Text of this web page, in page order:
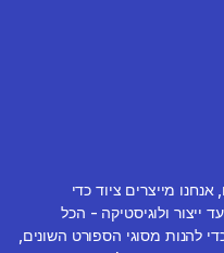
מייצרים ציוד כדי
ייצור ולוגיסטיקה - הכל
להנות מסוגי הספורט השונים,